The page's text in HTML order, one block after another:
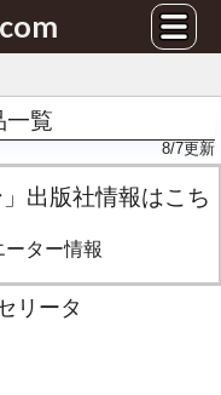
一覧
8/7更新
出版社情報はこち
ター情報
リータ